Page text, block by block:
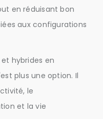
en réduisant bon
aux configurations
hybrides en
plus une option. Il
le
et la vie